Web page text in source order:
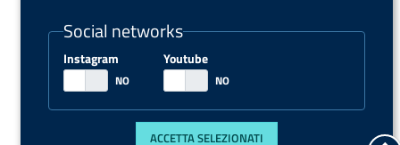
Social networks
Instagram Youtube
ACCETTA SELEZIONATI
g
r
m
f
y